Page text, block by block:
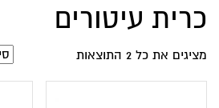
כרית עיטורים
מציגים את כל ⁦2⁩ התוצאות